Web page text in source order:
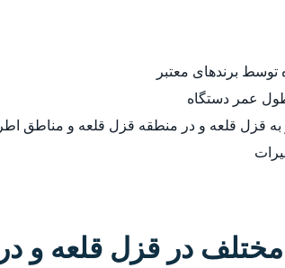
برندهای معتبر
عمر دستگاه
به قزل قلعه و در منطقه قزل قلعه و مناطق
در قزل قلعه و